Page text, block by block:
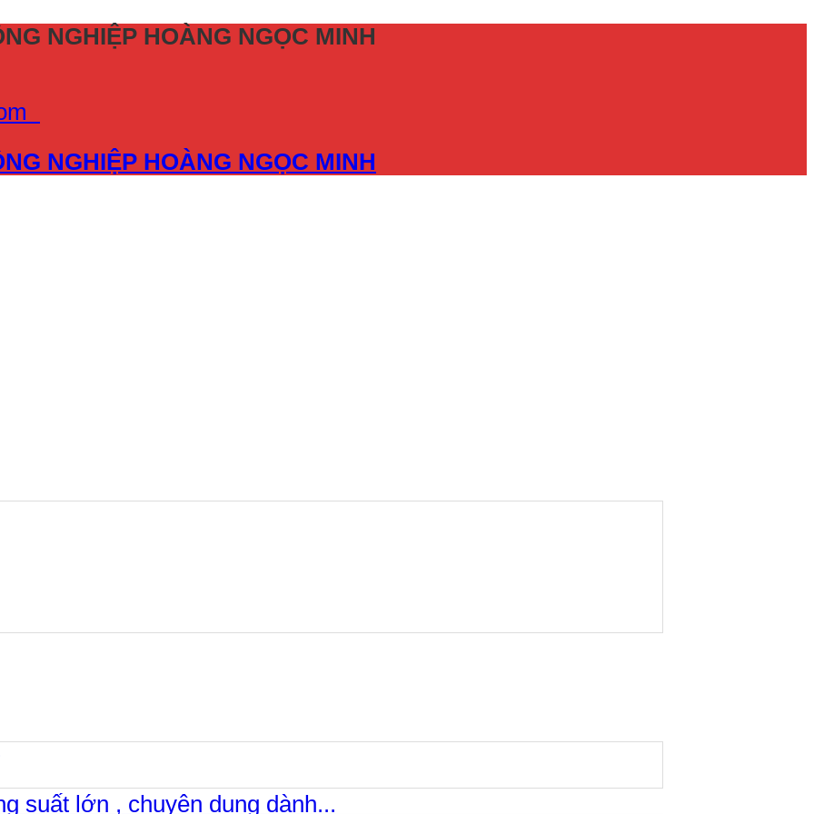
NGHIỆP HOÀNG NGỌC MINH
NGHIỆP HOÀNG NGỌC MINH
suất lớn , chuyên dụng dành...